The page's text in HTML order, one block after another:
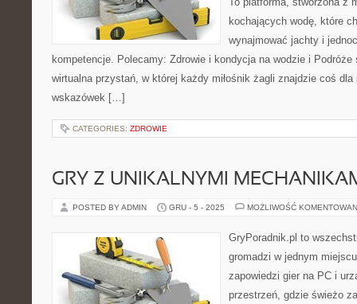
kochających wodę, które
wynajmować jachty i
kompetencje. Polecamy: Zdrowie i kondycja na wodzie i
wirtualna przystań, w której każdy miłośnik żagli znajdzie coś
wskazówek […]
CATEGORIES: ZDROWIE
GRY Z UNIKALNYMI
POSTED BY ADMIN GRU - 5 - 2025 MOŻLIWOŚĆ
GryPoradnik.pl to
gromadzi w jednym
zapowiedzi gier na PC i
przestrzeń, gdzie świeżo